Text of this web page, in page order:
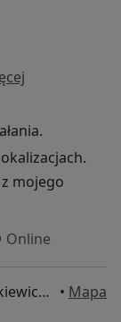
mojego
Online
Zygmunta Krasińskiego 38b/31/Mickiewicza 27/89/ Koszykowa 60/62 lok 23, Warszawa • Mapa